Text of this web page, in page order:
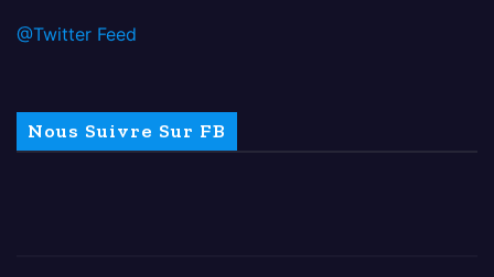
@Twitter Feed
Nous Suivre Sur FB